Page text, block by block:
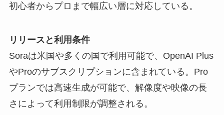
初心者からプロまで幅広い層に対応している。
リリースと利用条件
Soraは米国や多くの国で利用可能で、OpenAI Plus
やProのサブスクリプションに含まれている。Pro
プランでは高速生成が可能で、解像度や映像の長
さによって利用制限が調整される。